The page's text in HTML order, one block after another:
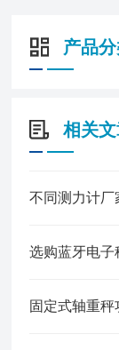
产品
相关
不同测力计厂
选购蓝牙电子
固定式轴重秤